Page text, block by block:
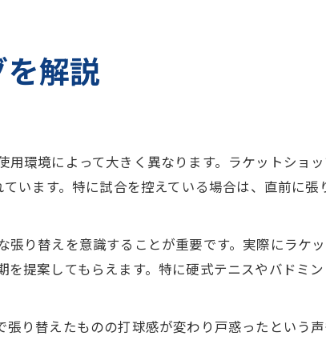
解説
環境によって大きく異なります。ラケットショ
います。特に試合を控えている場合は、直前に
り替えを意識することが重要です。実際にラケ
提案してもらえます。特に硬式テニスやバドミ
り替えたものの打球感が変わり戸惑ったという